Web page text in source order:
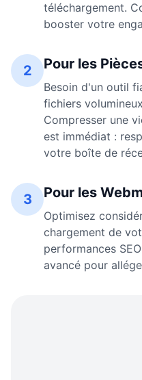
téléchargement.
booster votre
2 Pour les
Besoin d'un outil
fichiers
Compresser une
est immédiat :
votre boîte de
3 Pour les
Optimisez
chargement de
performances
avancé pour